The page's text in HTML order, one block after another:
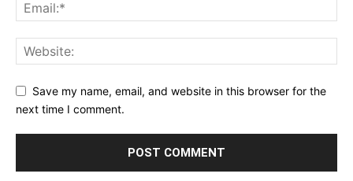
Save my name, email, and website in this browser for the
next time I comment.